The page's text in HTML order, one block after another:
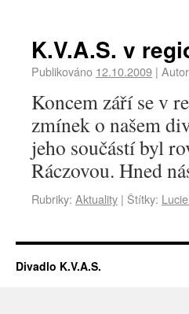
K.V.A.S. v
Publikováno 12.10.2009 |
Koncem září se v
zmínek o našem
jeho součástí byl
Ráczovou. Hned
Rubriky: Aktuality | Štítky:
Divadlo K.V.A.S.